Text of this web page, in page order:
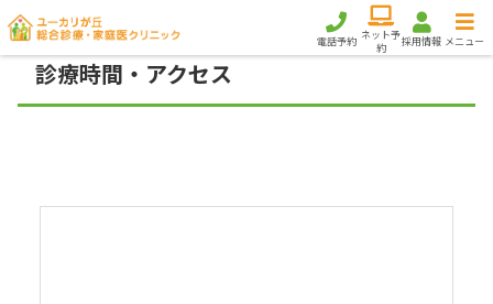
診療時間・アクセス
電話予約 ネット予
約
採用情報 メニュー